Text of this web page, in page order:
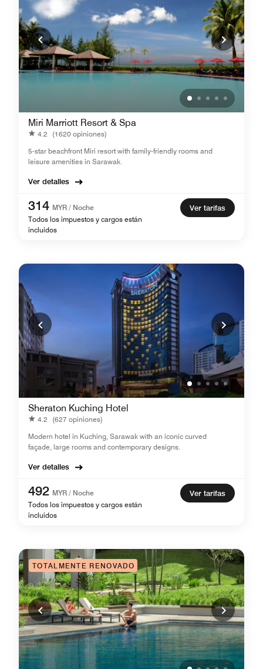
Miri Marriott Resort & Spa
4.2
(1620 opiniones)
5-star beachfront Miri resort with family-friendly rooms and
leisure amenities in Sarawak.
Ver detalles
314 MYR / Noche
Todos los impuestos y cargos están
incluidos
Ver tarifas
Sheraton Kuching Hotel
4.2
(627 opiniones)
Modern hotel in Kuching, Sarawak with an iconic curved
façade, large rooms and contemporary designs.
Ver detalles
492 MYR / Noche
Todos los impuestos y cargos están
incluidos
Ver tarifas
TOTALMENTE RENOVADO